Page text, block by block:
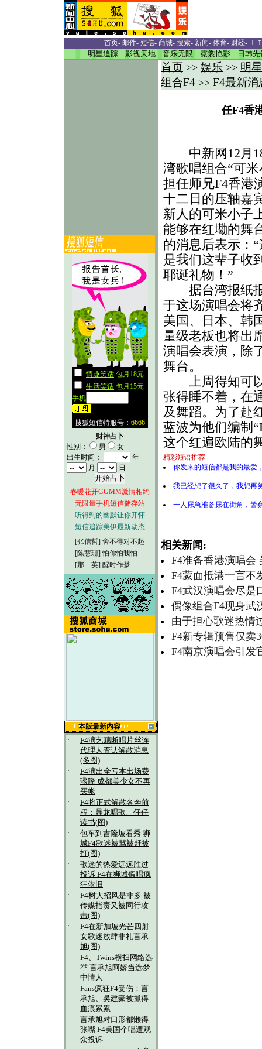
首页- 邮件- 短信- 商城- 搜索- 新闻- 体育- 财经- Ｉ
明星追踪 － 影视天地 － 音乐无限 － 霓裳艳影 － 日韩先
财神占卜
性别：
男
女
出生时间：
年
月
日
春暖花开GGMM激情相约
无限量手机短信储存站
听得到的幽默让你开怀
短信追踪美伊最新动态
[张信哲] 舍不得对不起
[陈慧珊] 怕你怕我怕
[那 英] 醒时作梦
本版最新内容
·
F4演艺藕断唱片丝连
代理人否认解散消息
(多图)
·
F4演出全亏本出场费
骤降 成都美少女不再
买帐
·
F4将正式解散各奔前
程：暴龙唱歌、仔仔
读书(图)
·
包车到吉隆坡看秀 狮
城F4歌迷被骂被赶被
打(图)
·
歌迷的热爱远远胜过
投诉 F4在狮城假唱疯
狂依旧
·
F4树大招风是非多 被
传媒指责又被同行攻
击(图)
·
F4在新加坡光芒四射
女歌迷放肆非礼言承
旭(图)
·
F4、Twins横扫网络选
举 言承旭阿娇当选梦
中情人
·
Fans疯狂F4受伤：言
承旭、吴建豪被抓得
血痕累累
·
言承旭对口形都懒得
张嘴 F4美国个唱遭观
众投诉
首页 >> 娱乐 >> 明
组合F4 >> F4最新消
任F4香
中新网12月
湾歌唱组合“可
担任师兄F4香港
十二日的压轴嘉
新人的可米小子
能够在红墈的舞
的消息后表示：
是我们这辈子收
耶诞礼物！”
据台湾报纸
于这场演唱会将
美国、日本、韩
量级老板也将出
演唱会表演，除
舞台。
上周得知可以
张得睡不着，在
及舞蹈。为了赴
蓝波为他们编制
这个红遍欧陆的
精彩短语推荐
你发来的短信都是我的最爱
我已经想了很久了，我想
一人尿急准备尿在街角，
相关新闻:
F4准备香港演唱会
F4蒙面抵港一言不
F4武汉演唱会尽是
偶像组合F4现身武
由于担心歌迷热情
F4新专辑预售仅卖
F4南京演唱会引发